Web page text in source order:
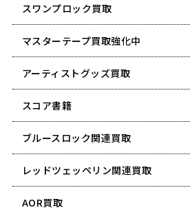
スワンプロック買取
マスターテープ買取強化中
アーティストグッズ買取
スコア書籍
ブルースロック関連買取
レッドツェッペリン関連買取
AOR買取